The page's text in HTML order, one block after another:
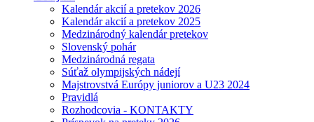
Kalendár akcií a pretekov 2026
Kalendár akcií a pretekov 2025
Medzinárodný kalendár pretekov
Slovenský pohár
Medzinárodná regata
Súťaž olympijských nádejí
Majstrovstvá Európy juniorov a U23 2024
Pravidlá
Rozhodcovia - KONTAKTY